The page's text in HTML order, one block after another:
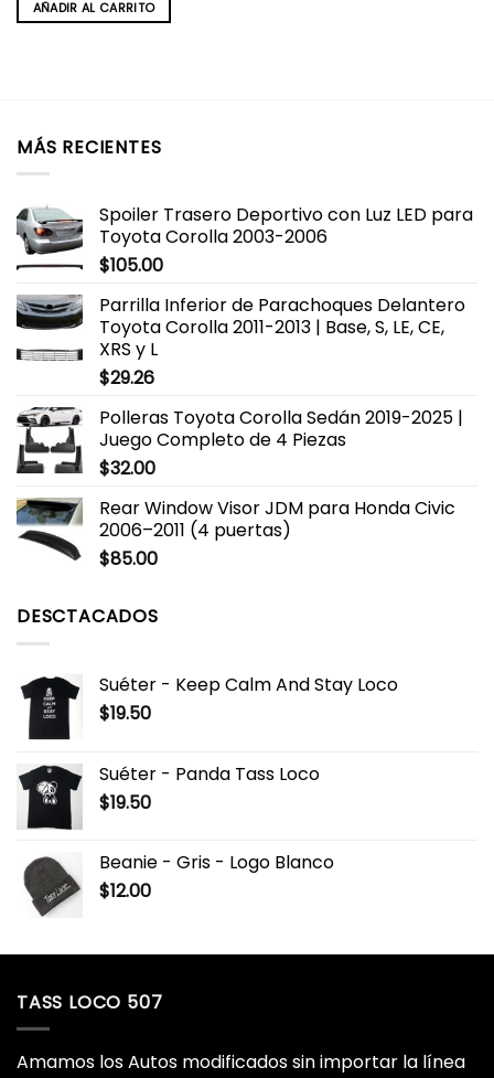
era:
$30.00.
es:
$25.00.
AÑADIR AL CARRITO
MÁS RECIENTES
Spoiler Trasero Deportivo con Luz LED para
Toyota Corolla 2003-2006
$105.00
Parrilla Inferior de Parachoques Delantero
Toyota Corolla 2011-2013 | Base, S, LE, CE,
XRS y L
$29.26
Polleras Toyota Corolla Sedán 2019-2025 |
Juego Completo de 4 Piezas
$32.00
Rear Window Visor JDM para Honda Civic
2006–2011 (4 puertas)
$85.00
DESCTACADOS
Suéter - Keep Calm And Stay Loco
$19.50
Suéter - Panda Tass Loco
$19.50
Beanie - Gris - Logo Blanco
$12.00
TASS LOCO 507
Amamos los Autos modificados sin importar la línea